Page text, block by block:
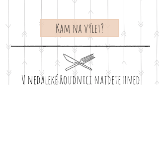
Kam na výlet?
V nedaleké Roudnici najdete hned